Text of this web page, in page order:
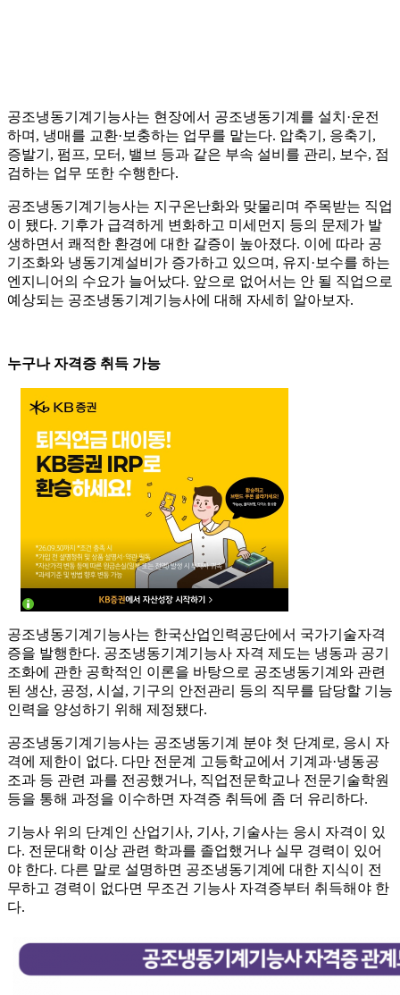
공조냉동기계기능사는 현장에서 공조냉동기계를 설치·운전
하며, 냉매를 교환·보충하는 업무를 맡는다. 압축기, 응축기,
증발기, 펌프, 모터, 밸브 등과 같은 부속 설비를 관리, 보수, 점
검하는 업무 또한 수행한다.
공조냉동기계기능사는 지구온난화와 맞물리며 주목받는 직업
이 됐다. 기후가 급격하게 변화하고 미세먼지 등의 문제가 발
생하면서 쾌적한 환경에 대한 갈증이 높아졌다. 이에 따라 공
기조화와 냉동기계설비가 증가하고 있으며, 유지·보수를 하는
엔지니어의 수요가 늘어났다. 앞으로 없어서는 안 될 직업으로
예상되는 공조냉동기계기능사에 대해 자세히 알아보자.
누구나 자격증 취득 가능
공조냉동기계기능사는 한국산업인력공단에서 국가기술자격
증을 발행한다. 공조냉동기계기능사 자격 제도는 냉동과 공기
조화에 관한 공학적인 이론을 바탕으로 공조냉동기계와 관련
된 생산, 공정, 시설, 기구의 안전관리 등의 직무를 담당할 기능
인력을 양성하기 위해 제정됐다.
공조냉동기계기능사는 공조냉동기계 분야 첫 단계로, 응시 자
격에 제한이 없다. 다만 전문계 고등학교에서 기계과·냉동공
조과 등 관련 과를 전공했거나, 직업전문학교나 전문기술학원
등을 통해 과정을 이수하면 자격증 취득에 좀 더 유리하다.
기능사 위의 단계인 산업기사, 기사, 기술사는 응시 자격이 있
다. 전문대학 이상 관련 학과를 졸업했거나 실무 경력이 있어
야 한다. 다른 말로 설명하면 공조냉동기계에 대한 지식이 전
무하고 경력이 없다면 무조건 기능사 자격증부터 취득해야 한
다.